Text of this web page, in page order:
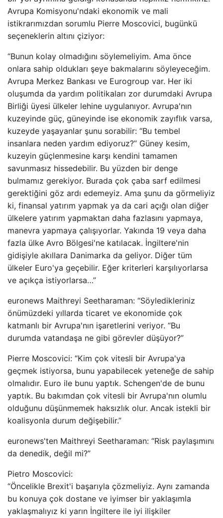
Avrupa Komisyonu'ndaki ekonomik ve mali
istikrarımızdan sorumlu Pierre Moscovici, bugünkü
seçeneklerin altını çiziyor:
“Bunun kolay olmadığını söylemeliyim. Ama önce
onlara sahip oldukları şeye bakmalarını söyleyeceğim.
Avrupa Merkez Bankası ve Eurogroup var. Her iki
oluşumda da yardım politikaları zor durumdaki Avrupa
Birliği üyesi ülkeler lehine uygulanıyor. Avrupa'nın
kuzeyinde güç, güneyinde ise ekonomik zayıflık varsa,
kuzeyde yaşayanlar şunu sorabilir: “Bu tembel
insanlara neden yardım ediyoruz?” Güney kesim,
kuzeyin güçlenmesine karşı kendini tamamen
savunmasız hissedebilir. Bu yüzden bir denge
bulmamız gerekiyor. Burada çok çaba sarf edilmesi
gerektiğini göz ardı edemeyiz. Ama şunu da görmeliyiz
ki, finansal yatırım yapmak ya da cari açığı olan diğer
ülkelere yatırım yapmaktan daha fazlasını yapmaya,
manevra yapmaya çalışıyorlar. Yakında 19 veya daha
fazla ülke Avro Bölgesi'ne katılacak. İngiltere'nin
gidişiyle akıllara Danimarka da geliyor. Diğer tüm
ülkeler Euro'ya geçebilir. Eğer kriterleri karşılıyorlarsa
ve açıkça istiyorlarsa…”
euronews Maithreyi Seetharaman: “Söyledikleriniz
önümüzdeki yıllarda ticaret ve ekonomide çok
katmanlı bir Avrupa'nın işaretlerini veriyor. “Bu
durumda vatandaşa ne gibi görevler düşüyor?”
Pierre Moscovici: “Kim çok vitesli bir Avrupa'ya
geçmek istiyorsa, bunu yapabilecek yeteneğe de sahip
olmalıdır. Euro ile bunu yaptık. Schengen'de de bunu
yaptık. Bu bakımdan çok vitesli bir Avrupa'nın olumlu
olduğunu düşünmemek haksızlık olur. Ancak istekli bir
koalisyonla durum değişebilir.”
euronews'ten Maithreyi Seetharaman: “Risk paylaşımını
da denedik, değil mi?”
Pietro Moscovici:
“Öncelikle Brexit'i başarıyla çözmeliyiz. Aynı zamanda
bu konuya çok dostane ve iyimser bir yaklaşımla
yaklaşmalıyız ki yarın İngiltere ile iyi ilişkiler